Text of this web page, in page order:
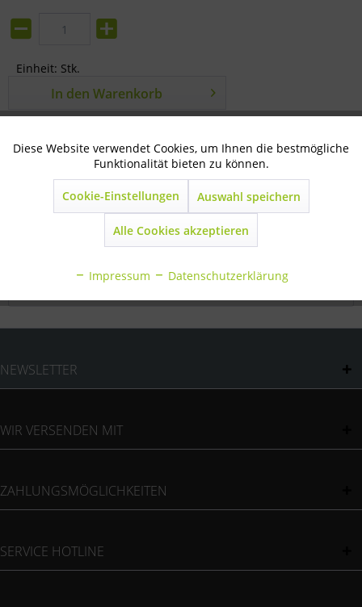
Einheit: Stk.
In den Warenkorb
34-06-0100
Beschreibung
verstellbar mit Dornschnallemehr
NEWSLETTER
WIR VERSENDEN MIT
ZAHLUNGSMÖGLICHKEITEN
SERVICE HOTLINE
Technisch notwendig Aktiv
Marketing Inaktiv
Inaktiv
Sonstige
Diese Website verwendet Cookies, um Ihnen die bestmögliche
Funktionalität bieten zu können.
Cookie-Einstellungen Auswahl speichern
Alle Cookies akzeptieren
Impressum Datenschutzerklärung